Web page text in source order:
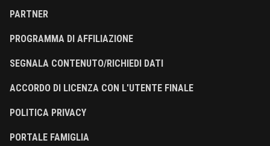
PARTNER
PROGRAMMA DI AFFILIAZIONE
SEGNALA CONTENUTO/RICHIEDI DATI
ACCORDO DI LICENZA CON L'UTENTE FINALE
POLITICA PRIVACY
PORTALE FAMIGLIA